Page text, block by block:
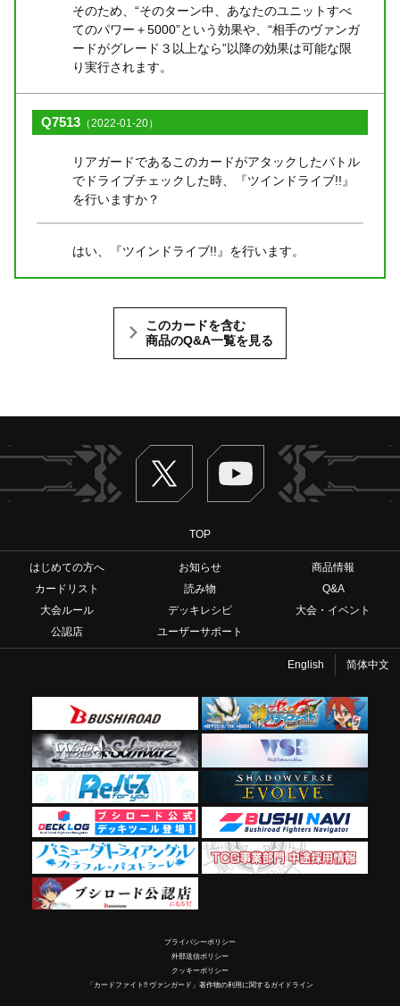
そのため、“そのターン中、あなたのユニットすべ
てのパワー＋5000”という効果や、“相手のヴァンガ
ードがグレード３以上なら”以降の効果は可能な限
り実行されます。
Q7513 （2022-01-20）
リアガードであるこのカードがアタックしたバトル
でドライブチェックした時、『ツインドライブ!!』
を行いますか？
はい、『ツインドライブ!!』を行います。
このカードを含む
商品のQ&A一覧を見る
Twitter ヴァンガードch
TOP
はじめての方へ お知らせ
商品情報
カードリスト
読み物
Q&A
大会ルール
デッキレシピ
大会・イベント
公認店
ユーザーサポート
English 简体中文
プライバシーポリシー
外部送信ポリシー
クッキーポリシー
「カードファイト!! ヴァンガード」著作物の利用に関するガイドライン